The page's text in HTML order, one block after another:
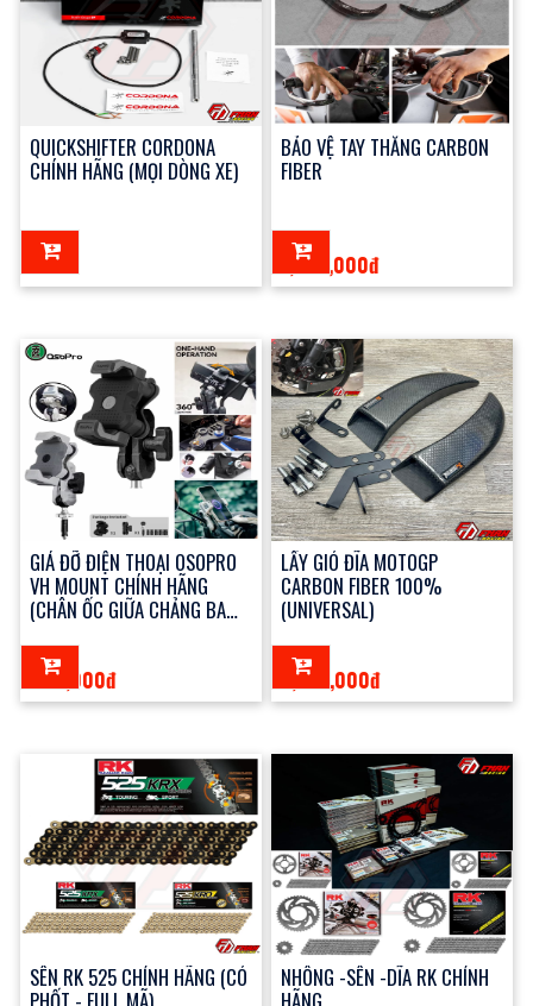
QUICKSHIFTER CORDONA
CHÍNH HÃNG (MỌI DÒNG XE)
0đ
BẢO VỆ TAY THẮNG CARBON
FIBER
1,200,000đ
GIÁ ĐỠ ĐIỆN THOẠI OSOPRO
VH MOUNT CHÍNH HÃNG
(CHÂN ỐC GIỮA CHẢNG BA
990,000đ
LẤY GIÓ ĐĨA MOTOGP
CARBON FIBER 100%
(UNIVERSAL)
2,250,000đ
SÊN RK 525 CHÍNH HÃNG (CÓ
NHÔNG -SÊN -DĨA RK CHÍNH